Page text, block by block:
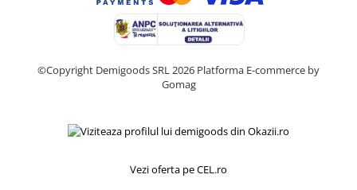
©Copyright Demigoods SRL 2026 Platforma E-commerce by
Gomag
Vezi oferta pe CEL.ro